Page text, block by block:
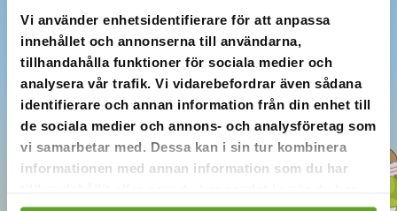
Vi använder enhetsidentifierare för att anpassa
innehållet och annonserna till användarna,
tillhandahålla funktioner för sociala medier och
analysera vår trafik. Vi vidarebefordrar även sådana
identifierare och annan information från din enhet till
de sociala medier och annons- och analysföretag som
vi samarbetar med. Dessa kan i sin tur kombinera
informationen med annan information som du har
Vad vet du om frukost, mjölk och bär? Ta reda på genom att spela.
MatRadarn-ön och de bekanta figurerna väntar på dig!
Börja spelet!